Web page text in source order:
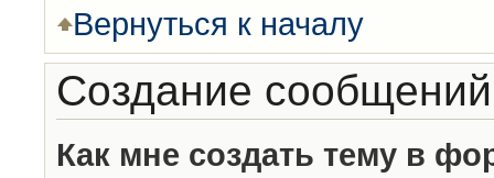
Вернуться к началу
Создание сообщений
Как мне создать тему в